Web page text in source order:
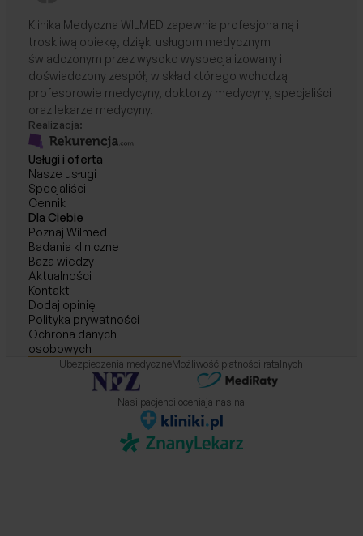
Klinika Medyczna WILMED zapewnia profesjonalną i
troskliwą opiekę, dzięki usługom medycznym
świadczonym przez wysoko wyspecjalizowany i
doświadczony zespół, w skład którego wchodzą
profesorowie medycyny, doktorzy medycyny, specjaliści
oraz lekarze medycyny.
Realizacja:
Usługi i oferta
Nasze usługi
Specjaliści
Cennik
Dla Ciebie
Poznaj Wilmed
Badania kliniczne
Baza wiedzy
Aktualności
Kontakt
Dodaj opinię
Polityka prywatności
Ochrona danych
osobowych
Ubezpieczenia medyczneMożliwość płatności ratalnych
Nasi pacjenci oceniaja nas na